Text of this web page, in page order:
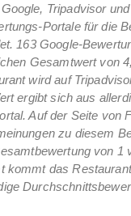
Tripadvisor
Portale für die
163 Google-
Gesamtwert von
wird auf
ergibt sich aus
Auf der Seite von
zu diesem
von 1
kommt das